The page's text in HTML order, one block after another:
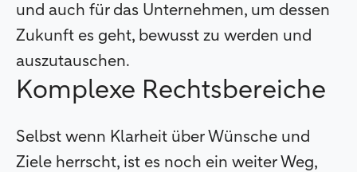
und auch für das Unternehmen, um dessen
Zukunft es geht, bewusst zu werden und
auszutauschen.
Komplexe Rechtsbereiche
Selbst wenn Klarheit über Wünsche und
Ziele herrscht, ist es noch ein weiter Weg,